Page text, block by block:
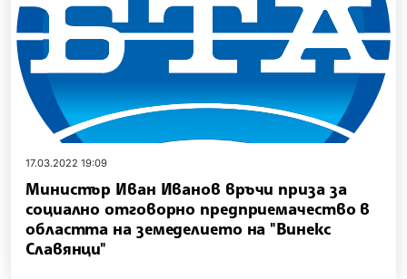
17.03.2022 19:09
Министър Иван Иванов връчи приза за
социално отговорно предприемачество в
областта на земеделието на "Винекс
Славянци"